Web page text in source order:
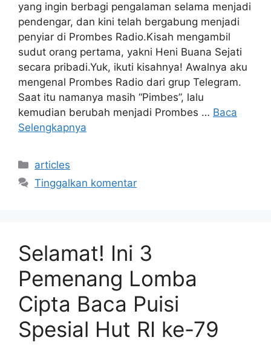
yang ingin berbagi pengalaman selama menjadi
pendengar, dan kini telah bergabung menjadi
penyiar di Prombes Radio.Kisah mengambil
sudut orang pertama, yakni Heni Buana Sejati
secara pribadi.Yuk, ikuti kisahnya! Awalnya aku
mengenal Prombes Radio dari grup Telegram.
Saat itu namanya masih “Pimbes”, lalu
kemudian berubah menjadi Prombes … Baca
Selengkapnya
Kategori
articles
Tinggalkan komentar
Selamat! Ini 3
Pemenang Lomba
Cipta Baca Puisi
Spesial Hut RI ke-79